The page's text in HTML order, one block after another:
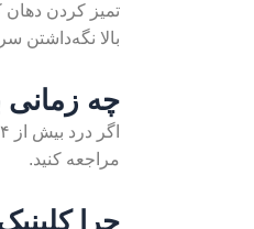
تمیز کردن دهان
بالا نگه‌داشتن
چه زمانی
اگر درد بیش از ۲۴ ساعت ادامه داشت، تب یا تورم در صورت دیده شد یا کودک به شدت بی‌قرار بود، بلافاصله باید به
مراجعه کنید.
چرا